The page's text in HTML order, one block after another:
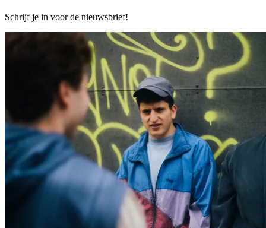
Schrijf je in voor de nieuwsbrief!